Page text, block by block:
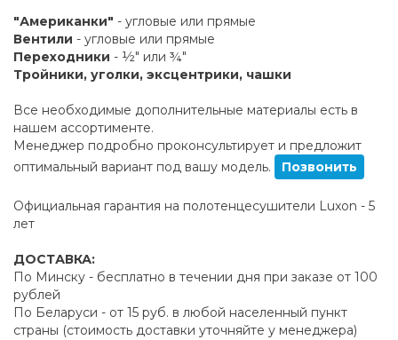
"Американки" - угловые или прямые
Вентили - угловые или прямые
Переходники - ½" или ¾"
Тройники, уголки, эксцентрики, чашки
Все необходимые дополнительные материалы есть в
нашем ассортименте.
Менеджер подробно проконсультирует и предложит
оптимальный вариант под вашу модель.
Позвонить
Официальная гарантия на полотенцесушители Luxon - 5
лет
ДОСТАВКА:
По Минску - бесплатно в течении дня при заказе от 100
рублей
По Беларуси - от 15 руб. в любой населенный пункт
страны (стоимость доставки уточняйте у менеджера)